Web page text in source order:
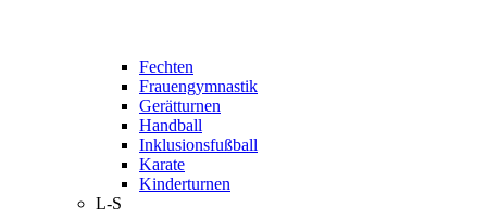
Fechten
Frauengymnastik
Gerätturnen
Handball
Inklusionsfußball
Karate
Kinderturnen
L-S